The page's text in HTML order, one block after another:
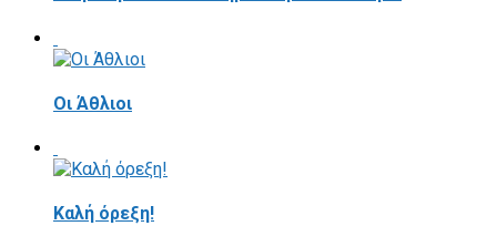
Οι Άθλιοι
Καλή όρεξη!